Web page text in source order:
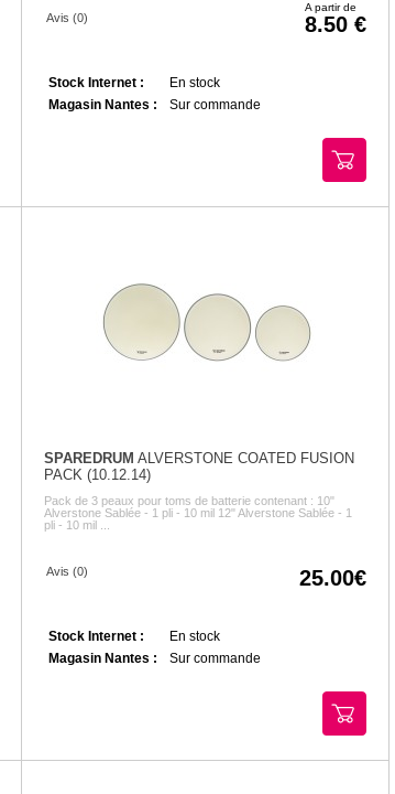
Avis (0)
A partir de
8.50
Stock Internet :
En stock
Magasin Nantes :
Sur commande
SPAREDRUM ALVERSTONE COATED FUSION
PACK (10.12.14)
Pack de 3 peaux pour toms de batterie contenant : 10"
Alverstone Sablée - 1 pli - 10 mil 12" Alverstone Sablée - 1
pli - 10 mil ...
Avis (0) 25.00
Stock Internet :
En stock
Magasin Nantes :
Sur commande